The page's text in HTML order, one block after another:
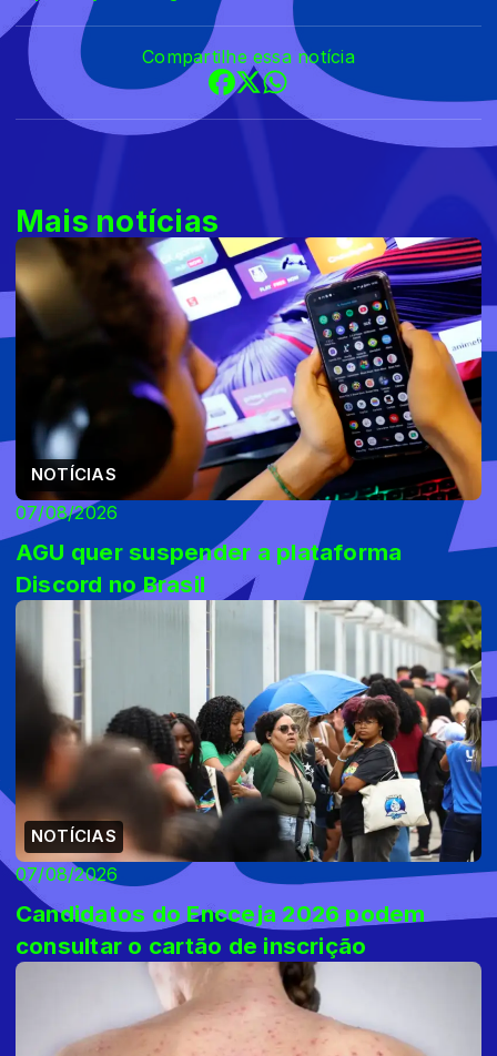
Compartilhe essa notícia
Mais notícias
NOTÍCIAS
07/08/2026
AGU quer suspender a plataforma
Discord no Brasil
NOTÍCIAS
07/08/2026
Candidatos do Encceja 2026 podem
consultar o cartão de inscrição